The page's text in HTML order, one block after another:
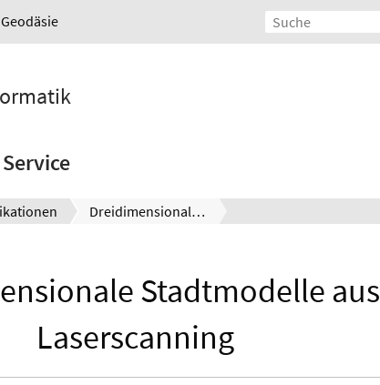
Service
Dreidimensionale Stadtmodelle aus Laserscanning
Stadtmodelle aus
Laserscanning